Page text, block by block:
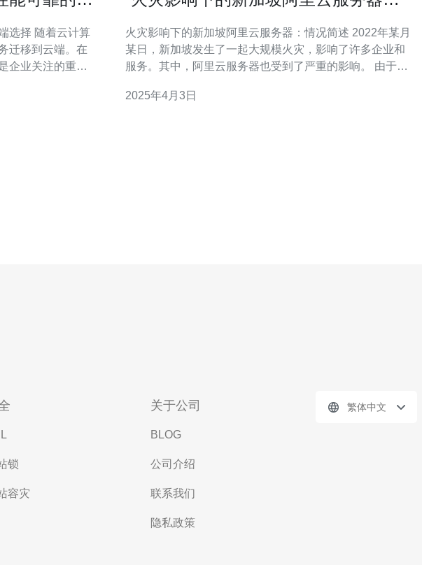
云计算
迁移到云端。在
企业关注的重
火灾影响下的新加坡阿里云服务器：情况简述 2022年某月
某日，新加坡发生了一起大规模火灾，影响了许多企业和
服务。其中，阿里云服务器也受到了严重的影响。 由于火
受到了停电。这意味着许多网站和在线服务在火灾期间无
2025年4月3日
锁
容灾
关于公司
BLOG
公司介绍
联系我们
隐私政策
繁体中文